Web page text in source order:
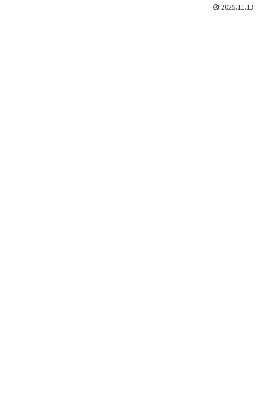
2025.11.13